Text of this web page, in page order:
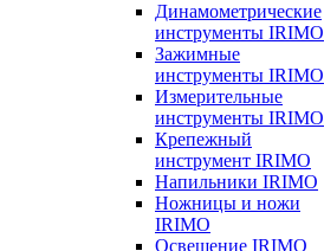
Динамометрические
инструменты IRIMO
Зажимные
инструменты IRIMO
Измерительные
инструменты IRIMO
Крепежный
инструмент IRIMO
Напильники IRIMO
Ножницы и ножи
IRIMO
Освещение IRIMO